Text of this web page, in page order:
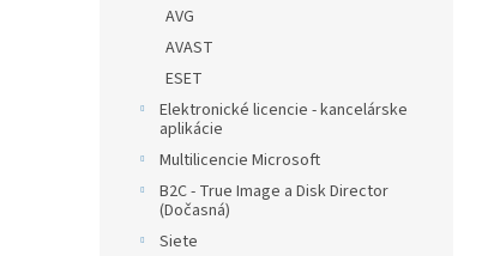
AVG
AVAST
ESET
Elektronické licencie - kancelárske
aplikácie
Multilicencie Microsoft
B2C - True Image a Disk Director
(Dočasná)
Siete